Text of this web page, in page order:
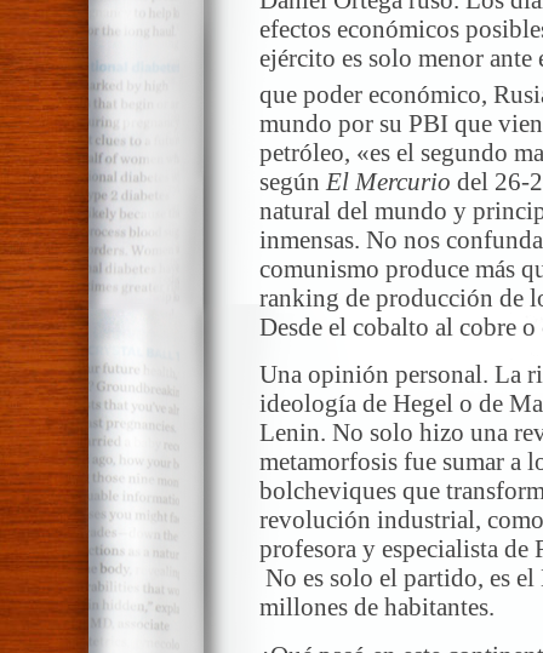
efectos económicos
ejército es solo menor
que poder económico,
mundo por su PBI que
petróleo, «es el segundo
según El Mercurio del 26-
natural del mundo y
inmensas. No nos
comunismo produce más
ranking de producción de
Desde el cobalto al cobre o
Una opinión personal. La
ideología de Hegel o de
Lenin. No solo hizo una
metamorfosis fue sumar a
bolcheviques que
revolución industrial,
profesora y especialista de
No es solo el partido, es
millones de habitantes.